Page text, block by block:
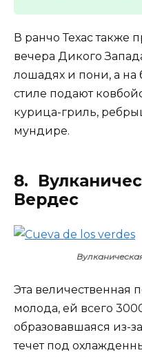
В ранчо Техас также
вечера Дикого
лошадях и пони, а на
стиле подают
курица-гриль,
мундире.
8.
Вердес
Эта величественная
молода, ей всего
образовавшаяся из-
течет под